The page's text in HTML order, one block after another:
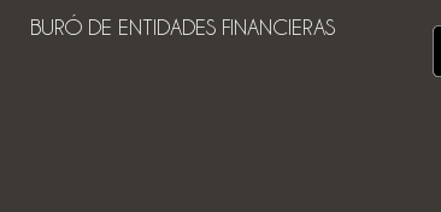
BURÓ DE ENTIDADES FINANCIERAS